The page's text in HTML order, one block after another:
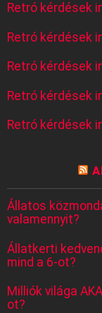
Retró kérdések
Retró kérdések
Retró kérdések
Retró kérdések
Retró kérdések
Állatos
valamennyit?
Állatkerti
mind a 6-ot?
Milliók világa
ot?